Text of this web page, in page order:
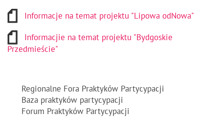
Informacje na temat projektu "Lipowa odNowa"
Informacjie na temat projektu "Bydgoskie
Przedmieście"
Regionalne Fora Praktyków Partycypacji
Baza praktyków partycypacji
Forum Praktyków Partycypacji